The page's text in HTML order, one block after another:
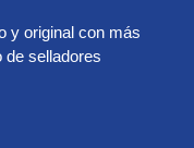
y original con más
de selladores